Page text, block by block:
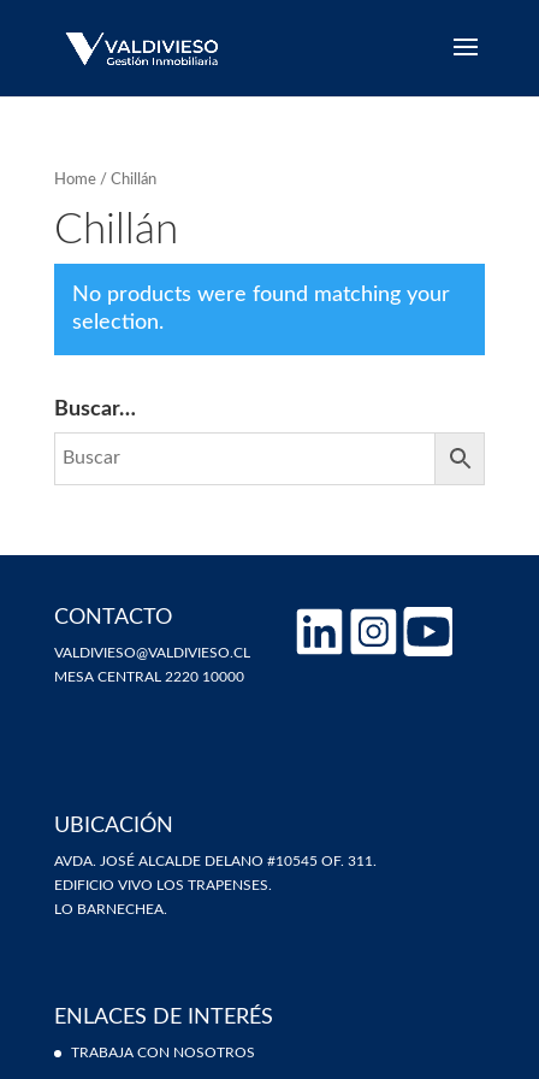
Home/ Chillán
Chillán
No products were found matching your
selection.
Buscar…
CONTACTO
VALDIVIESO@VALDIVIESO.CL
MESA CENTRAL 2220 10000
UBICACIÓN
AVDA. JOSÉ ALCALDE DELANO #10545 OF. 311.
EDIFICIO VIVO LOS TRAPENSES.
LO BARNECHEA.
ENLACES DE INTERÉS
TRABAJA CON NOSOTROS